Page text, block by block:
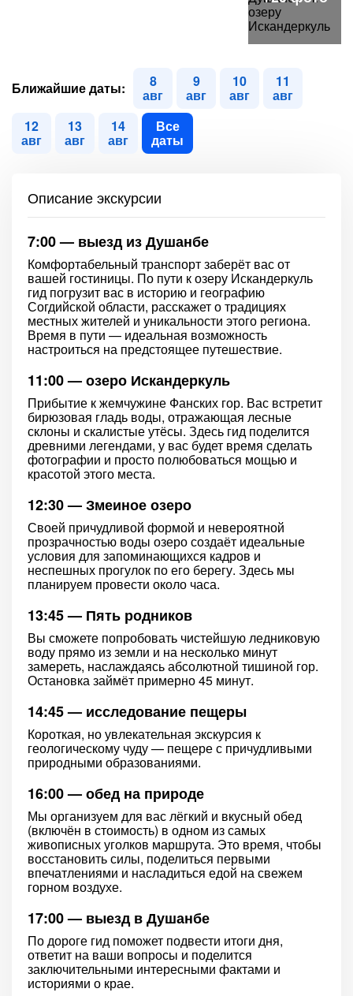
Ближайшие даты: 8
авг
9
авг
10
авг
11
авг
12
авг
13
авг
14
авг
Все
даты
Описание экскурсии
7:00 — выезд из Душанбе
Комфортабельный транспорт заберёт вас от
вашей гостиницы. По пути к озеру Искандеркуль
гид погрузит вас в историю и географию
Согдийской области, расскажет о традициях
местных жителей и уникальности этого региона.
Время в пути — идеальная возможность
настроиться на предстоящее путешествие.
11:00 — озеро Искандеркуль
Прибытие к жемчужине Фанских гор. Вас встретит
бирюзовая гладь воды, отражающая лесные
склоны и скалистые утёсы. Здесь гид поделится
древними легендами, у вас будет время сделать
фотографии и просто полюбоваться мощью и
красотой этого места.
12:30 — Змеиное озеро
Своей причудливой формой и невероятной
прозрачностью воды озеро создаёт идеальные
условия для запоминающихся кадров и
неспешных прогулок по его берегу. Здесь мы
планируем провести около часа.
13:45 — Пять родников
Вы сможете попробовать чистейшую ледниковую
воду прямо из земли и на несколько минут
замереть, наслаждаясь абсолютной тишиной гор.
Остановка займёт примерно 45 минут.
14:45 — исследование пещеры
Короткая, но увлекательная экскурсия к
геологическому чуду — пещере с причудливыми
природными образованиями.
16:00 — обед на природе
Мы организуем для вас лёгкий и вкусный обед
(включён в стоимость) в одном из самых
живописных уголков маршрута. Это время, чтобы
восстановить силы, поделиться первыми
впечатлениями и насладиться едой на свежем
горном воздухе.
17:00 — выезд в Душанбе
По дороге гид поможет подвести итоги дня,
ответит на ваши вопросы и поделится
заключительными интересными фактами и
историями о крае.